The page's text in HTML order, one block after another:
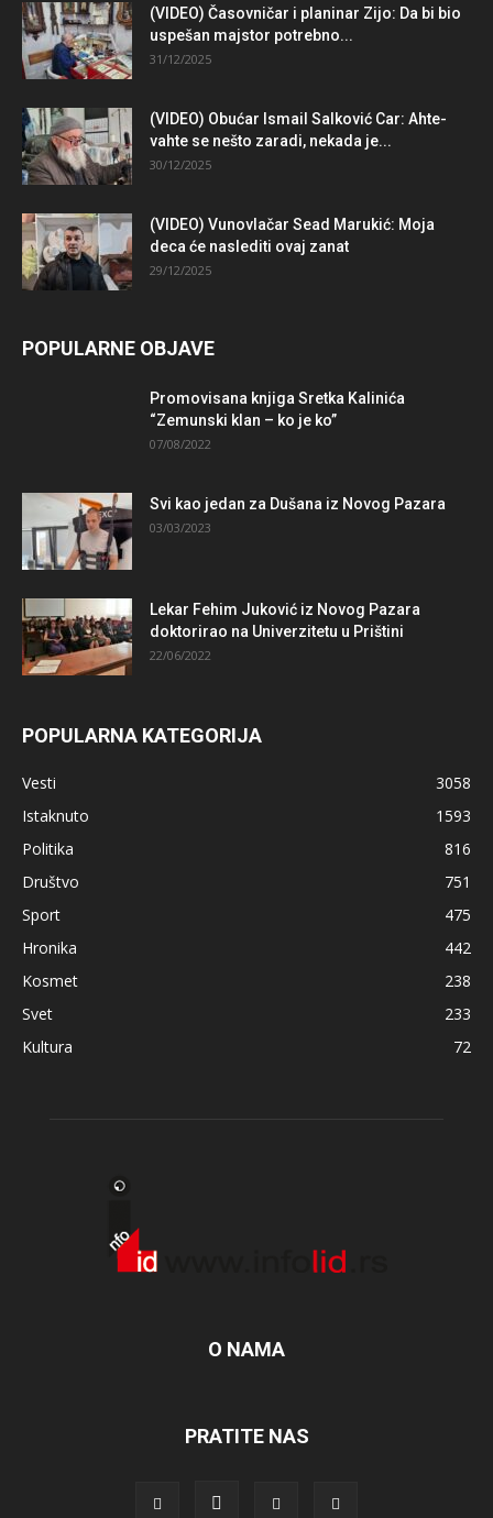
(VIDEO) Časovničar i planinar Zijo: Da bi bio
uspešan majstor potrebno...
31/12/2025
(VIDEO) Obućar Ismail Salković Car: Ahte-
vahte se nešto zaradi, nekada je...
30/12/2025
(VIDEO) Vunovlačar Sead Marukić: Moja
deca će naslediti ovaj zanat
29/12/2025
POPULARNE OBJAVE
Promovisana knjiga Sretka Kalinića
“Zemunski klan – ko je ko”
07/08/2022
Svi kao jedan za Dušana iz Novog Pazara
03/03/2023
Lekar Fehim Juković iz Novog Pazara
doktorirao na Univerzitetu u Prištini
22/06/2022
POPULARNA KATEGORIJA
Vesti
3058
Istaknuto
1593
Politika
816
Društvo
751
Sport
475
Hronika
442
Kosmet
238
Svet
233
Kultura
72
O NAMA
PRATITE NAS